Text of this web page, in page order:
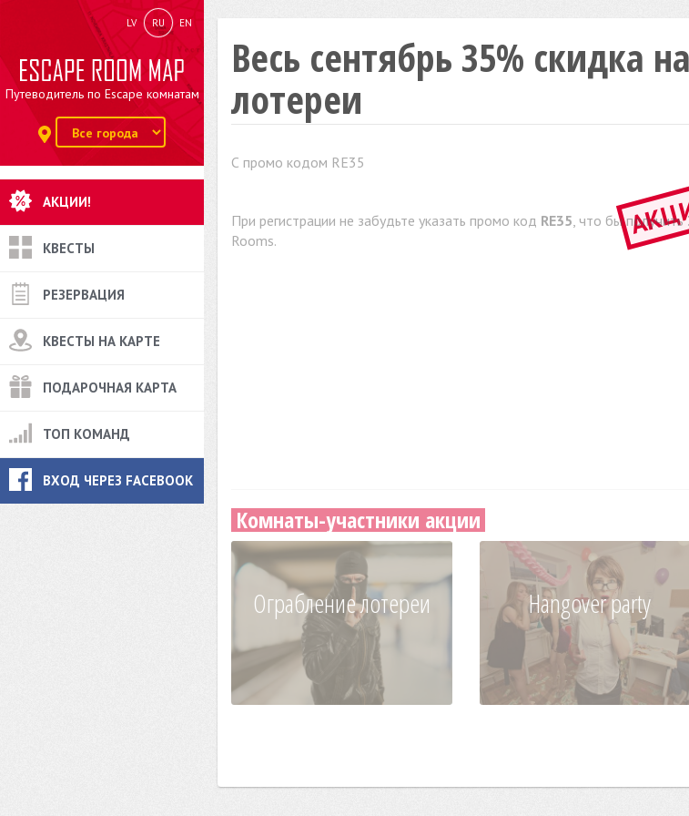
LV RU EN
Путеводитель по Escape комнатам
АКЦИИ!
КВЕСТЫ
РЕЗЕРВАЦИЯ
КВЕСТЫ НА КАРТЕ
ПОДАРОЧНАЯ КАРТА
ТОП КОМАНД
ВХОД ЧЕРЕЗ FACEBOOK
Весь сентябрь 35% скидка
лотереи
С промо кодом RE35
При регистрации не забудьте указать промо код RE35, что бы получить
Rooms.
Комнаты-участники акции
Ограбление лотереи Hangover party